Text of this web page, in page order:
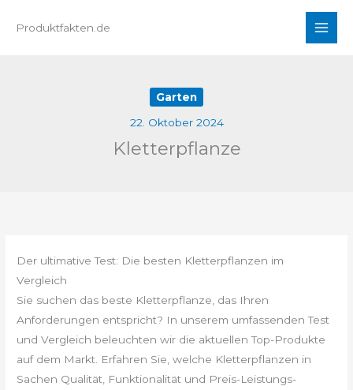
InhaltProduktfakten.de
Garten
22. Oktober 2024
Kletterpflanze
Der ultimative Test: Die besten Kletterpflanzen im
Vergleich
Sie suchen das beste Kletterpflanze, das Ihren
Anforderungen entspricht? In unserem umfassenden Test
und Vergleich beleuchten wir die aktuellen Top-Produkte
auf dem Markt. Erfahren Sie, welche Kletterpflanzen in
Sachen Qualität, Funktionalität und Preis-Leistungs-